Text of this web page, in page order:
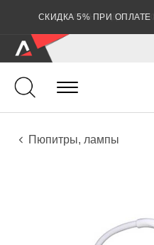
СКИДКА 5% ПРИ
Духовые
Аккордеоны
Аксессуары
Пюпитры, лампы